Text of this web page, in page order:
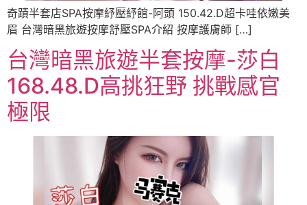
奇蹟半套店SPA按摩紓壓紓館-阿頭 150.42.D超卡哇依嫩美
眉 台灣暗黑旅遊按摩舒壓SPA介紹 按摩護膚師 […]
台灣暗黑旅遊半套按摩-莎白
168.48.D高挑狂野 挑戰感官
極限